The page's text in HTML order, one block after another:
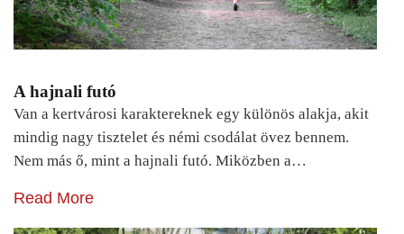
A hajnali futó
Van a kertvárosi karaktereknek egy különös alakja, akit
mindig nagy tisztelet és némi csodálat övez bennem.
Nem más ő, mint a hajnali futó. Miközben a…
Read More